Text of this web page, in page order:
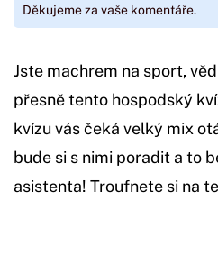
Děkujeme za vaše komentáře.
Jste machrem na sport,
přesně tento hospodský
kvízu vás čeká velký mix
bude si s nimi poradit a to
asistenta! Troufnete si na